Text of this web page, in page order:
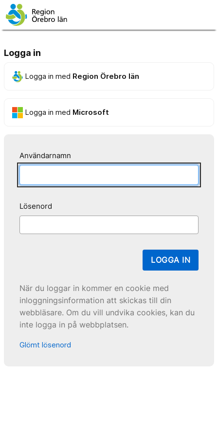
Logga in
Logga in med Region Örebro län
Logga in med Microsoft
Användarnamn
Lösenord
LOGGA IN
När du loggar in kommer en cookie med
inloggningsinformation att skickas till din
webbläsare. Om du vill undvika cookies, kan du
inte logga in på webbplatsen.
Glömt lösenord